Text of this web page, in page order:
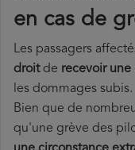
en cas de
Les passagers
droitde recevoir une
les dommages subis.
Bien que de
qu'une grève des